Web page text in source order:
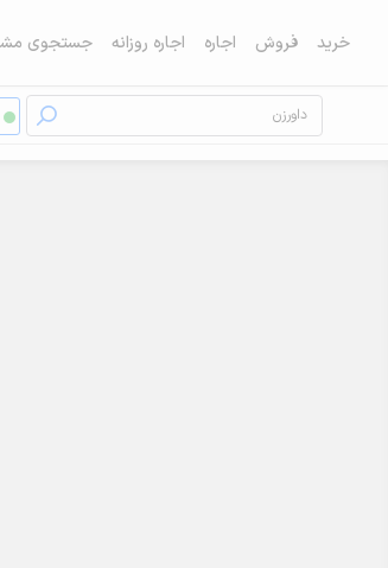
خرید فروش اجاره اجاره روزانه جستجوی